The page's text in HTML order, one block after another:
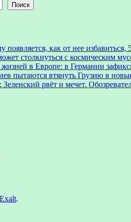
Поиск
появляется, как от нее избавиться,
столкнуться с космическим
в Европе: в Германии
пытаются втянуть Грузию в
рвёт и мечет.
Exalt.